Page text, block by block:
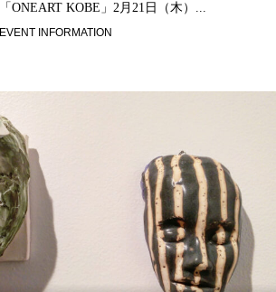
「ONEART KOBE」2月21日（木）...
EVENT INFORMATION